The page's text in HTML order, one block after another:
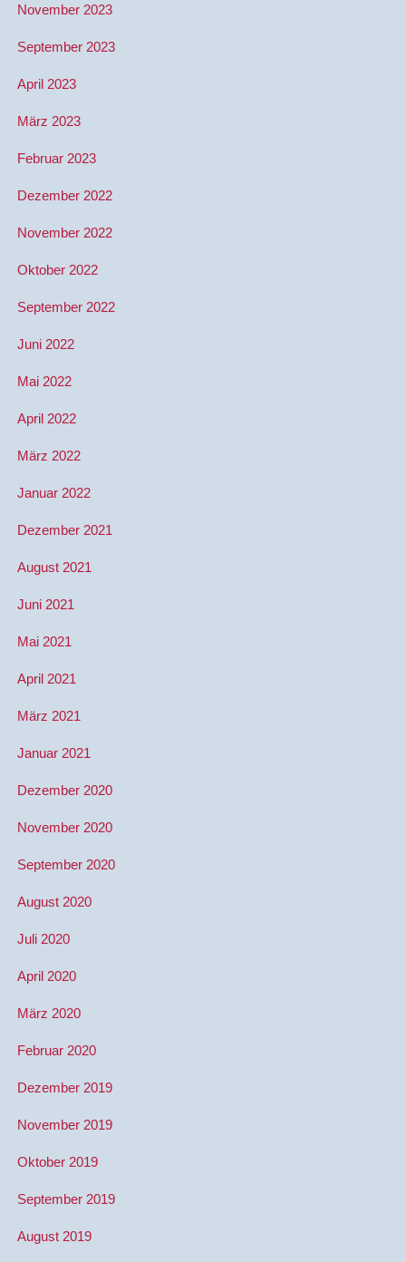
November 2023
September 2023
April 2023
März 2023
Februar 2023
Dezember 2022
November 2022
Oktober 2022
September 2022
Juni 2022
Mai 2022
April 2022
März 2022
Januar 2022
Dezember 2021
August 2021
Juni 2021
Mai 2021
April 2021
März 2021
Januar 2021
Dezember 2020
November 2020
September 2020
August 2020
Juli 2020
April 2020
März 2020
Februar 2020
Dezember 2019
November 2019
Oktober 2019
September 2019
August 2019